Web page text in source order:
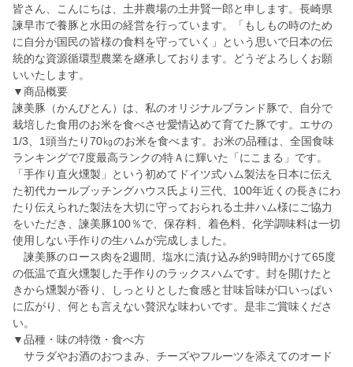
皆さん、こんにちは、土井農場の土井賢一郎と申します。長崎県
諫早市で養豚と水田の経営を行っています。「もしもの時のため
に自分が国民の皆様の食料を守っていく」という思いで日本の伝
統的な資源循環型農業を継承しております。どうぞよろしくお願
いいたします。
▼商品概要
諫美豚（かんびとん）は、私のオリジナルブランド豚で、自分で
栽培した食用のお米を食べさせ愛情込めて育てた豚です。エサの
1/3、1頭当たり70㎏のお米を食べます。お米の品種は、全国食味
ランキングで7度最高ランクの特Ａに輝いた「にこまる」です。
「手作り直火燻製」という初めてドイツ式ハム製法を日本に伝え
た初代カールブッチングハウス氏より三代、100年近くの長きにわ
たり伝えられた製法を大切に守っておられる土井ハム様にご協力
をいただき、諫美豚100％で、保存料、着色料、化学調味料は一切
使用しない手作りの生ハムが完成しました。
諫美豚のロース肉を2週間、塩水に漬け込み約9時間かけて65度
の低温で直火燻製した手作りのラックスハムです。封を開けたと
きから燻製が香り、しっとりとした食感と甘味旨味が口いっぱい
に広がり、何とも言えない贅沢な味わいです。是非ご賞味くださ
い。
▼品種・味の特徴・食べ方
サラダやお酒のおつまみ、チーズやフルーツを添えてのオード